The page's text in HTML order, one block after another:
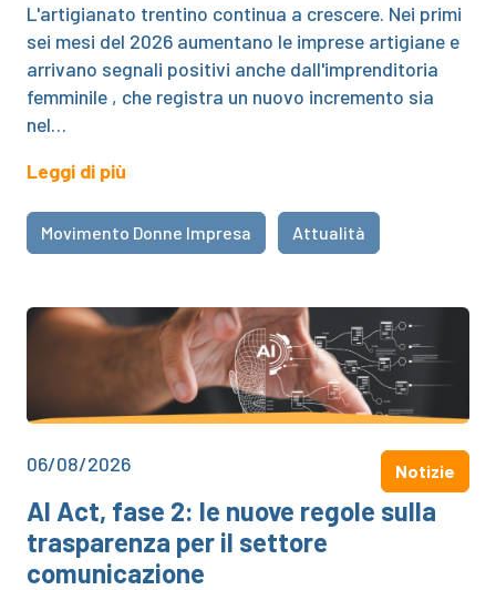
L'artigianato trentino continua a crescere. Nei primi
sei mesi del 2026 aumentano le imprese artigiane e
arrivano segnali positivi anche dall'imprenditoria
femminile , che registra un nuovo incremento sia
nel…
Leggi di più
Movimento Donne Impresa Attualità
06/08/2026 Notizie
AI Act, fase 2: le nuove regole sulla
trasparenza per il settore
comunicazione